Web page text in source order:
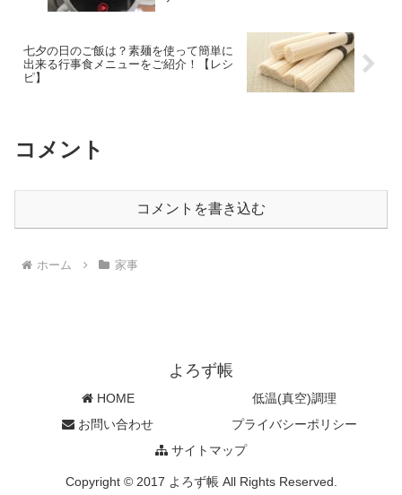
七夕の日のご飯は？素麺を使って簡単に
出来る行事食メニューをご紹介！【レシ
ピ】
コメント
コメントを書き込む
ホーム 家事
よろず帳
HOME
低温(真空)調理
お問い合わせ
プライバシーポリシー
サイトマップ
Copyright © 2017 よろず帳 All Rights Reserved.